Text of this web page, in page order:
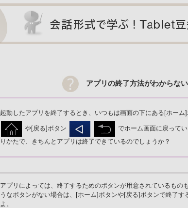
アプリの終了方法がわからない
起動したアプリを終了するとき、いつもは画面の下にある[ホーム
や[戻る]ボタン
でホーム画面に戻って
りかたで、きちんとアプリは終了できているのでしょうか？
アプリによっては、終了するためのボタンが用意されているもの
うなボタンがない場合は、[ホーム]ボタンや[戻る]ボタンで終了す
よ。